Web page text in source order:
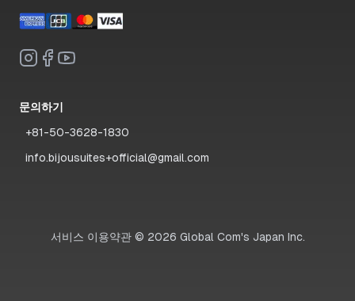
문의하기
+81-50-3628-1830
info.bijousuites+official@gmail.com
서비스 이용약관© 2026 Global Com's Japan Inc.